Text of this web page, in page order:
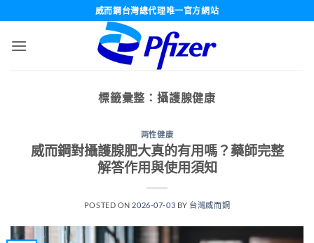
威而鋼台灣總代理唯一官方網站
標籤彙整： 攝護腺健康
两性健康
威而鋼對攝護腺肥大真的有用嗎？藥師完整
解答作用與使用須知
POSTED ON 2026-07-03 BY 台灣威而鋼